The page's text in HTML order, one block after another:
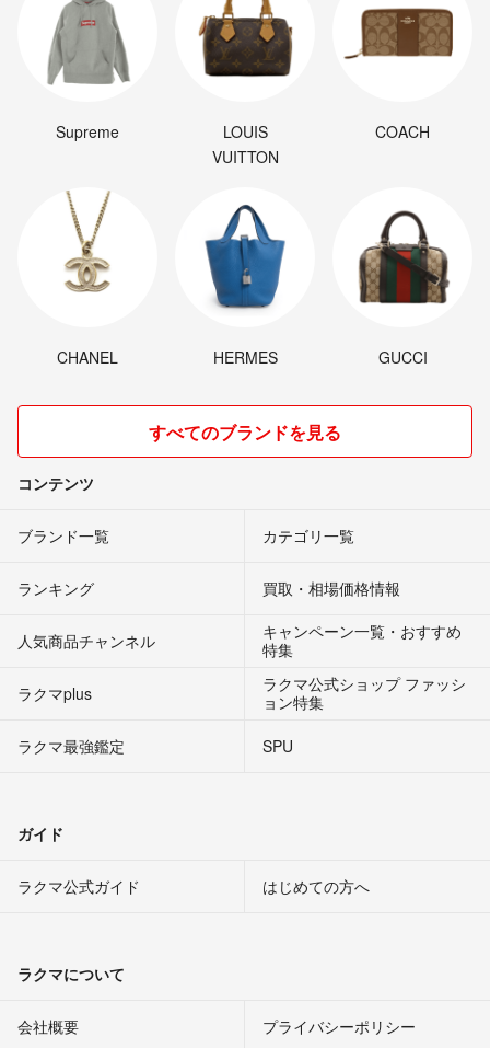
Supreme
LOUIS
VUITTON
COACH
CHANEL HERMES GUCCI
すべてのブランドを見る
コンテンツ
ブランド一覧 カテゴリ一覧
ランキング 買取・相場価格情報
人気商品チャンネル
キャンペーン一覧・おすすめ
特集
ラクマplus
ラクマ公式ショップ ファッシ
ョン特集
ラクマ最強鑑定
SPU
ガイド
ラクマ公式ガイド はじめての方へ
ラクマについて
会社概要 プライバシーポリシー